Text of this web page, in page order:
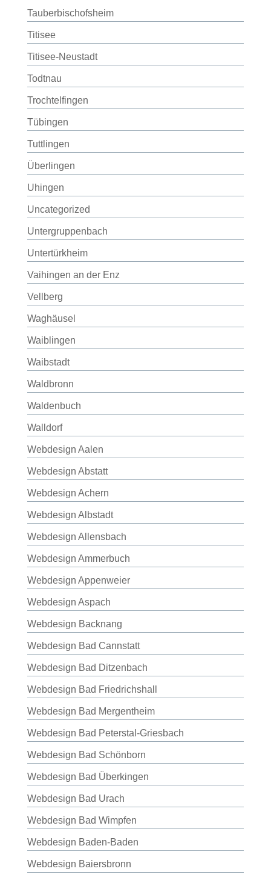
Tauberbischofsheim
Titisee
Titisee-Neustadt
Todtnau
Trochtelfingen
Tübingen
Tuttlingen
Überlingen
Uhingen
Uncategorized
Untergruppenbach
Untertürkheim
Vaihingen an der Enz
Vellberg
Waghäusel
Waiblingen
Waibstadt
Waldbronn
Waldenbuch
Walldorf
Webdesign Aalen
Webdesign Abstatt
Webdesign Achern
Webdesign Albstadt
Webdesign Allensbach
Webdesign Ammerbuch
Webdesign Appenweier
Webdesign Aspach
Webdesign Backnang
Webdesign Bad Cannstatt
Webdesign Bad Ditzenbach
Webdesign Bad Friedrichshall
Webdesign Bad Mergentheim
Webdesign Bad Peterstal-Griesbach
Webdesign Bad Schönborn
Webdesign Bad Überkingen
Webdesign Bad Urach
Webdesign Bad Wimpfen
Webdesign Baden-Baden
Webdesign Baiersbronn